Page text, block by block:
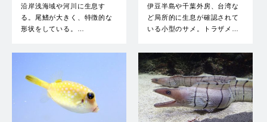
沿岸浅海域や河川に生息す
る。尾鰭が大きく、特徴的な
形状をしている。…
伊豆半島や千葉外房、台湾な
ど局所的に生息が確認されて
いる小型のサメ。トラザメ…